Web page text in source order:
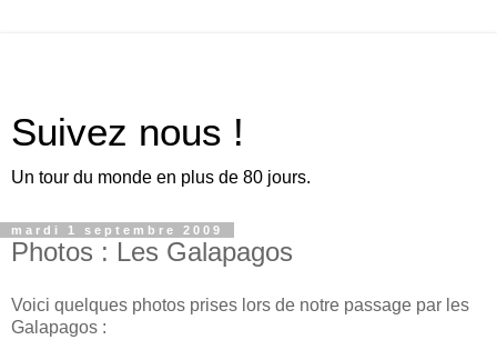
Suivez nous !
Un tour du monde en plus de 80 jours.
mardi 1 septembre 2009
Photos : Les Galapagos
Voici quelques photos prises lors de notre passage par les
Galapagos :